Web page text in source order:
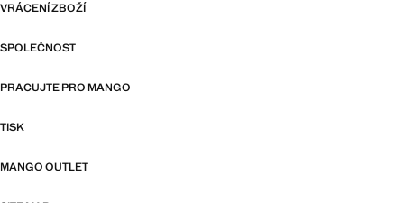
VRÁCENÍ ZBOŽÍ
SPOLEČNOST
PRACUJTE PRO MANGO
TISK
MANGO OUTLET